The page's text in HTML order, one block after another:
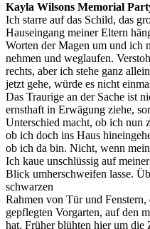
Kayla Wilsons Memorial
Ich starre auf das Schild, das
Hauseingang meiner Eltern
Worten der Magen um und ich
nehmen und weglaufen.
rechts, aber ich stehe ganz
jetzt gehe, würde es nicht
Das Traurige an der Sache ist
ernsthaft in Erwägung ziehe,
Unterschied macht, ob ich nun
ob ich doch ins Haus
ob ich da bin. Nicht, wenn
Ich kaue unschlüssig auf
Blick umherschweifen lasse.
schwarzen
Rahmen von Tür und Fenstern,
gepflegten Vorgarten, auf den
hat. Früher blühten hier um